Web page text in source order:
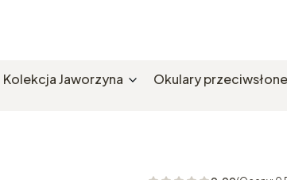
Kolekcja Jaworzyna Okulary